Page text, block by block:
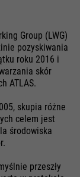
jest
i
którego
i innych
język
Group (LWG)
pozyskiwania
roku 2016 i
skór
ATLAS.
skupia różne
celem jest
środowiska
przeszły